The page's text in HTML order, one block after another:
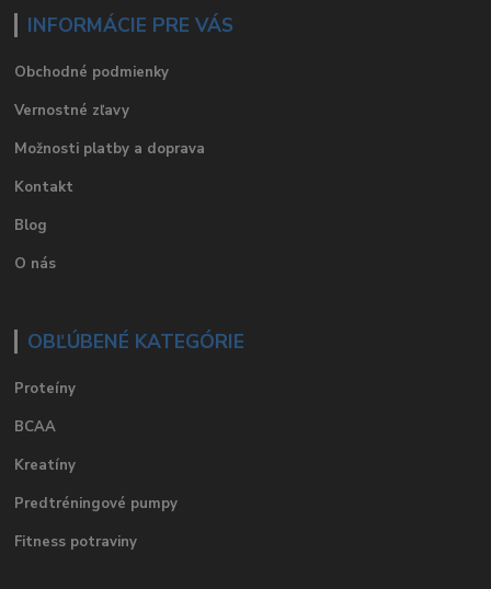
INFORMÁCIE PRE VÁS
Obchodné podmienky
Vernostné zľavy
Možnosti platby a doprava
Kontakt
Blog
O nás
OBĽÚBENÉ KATEGÓRIE
Proteíny
BCAA
Kreatíny
Predtréningové pumpy
Fitness potraviny